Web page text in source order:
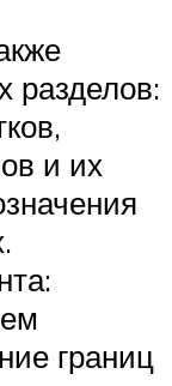
разделов:
и их
границ